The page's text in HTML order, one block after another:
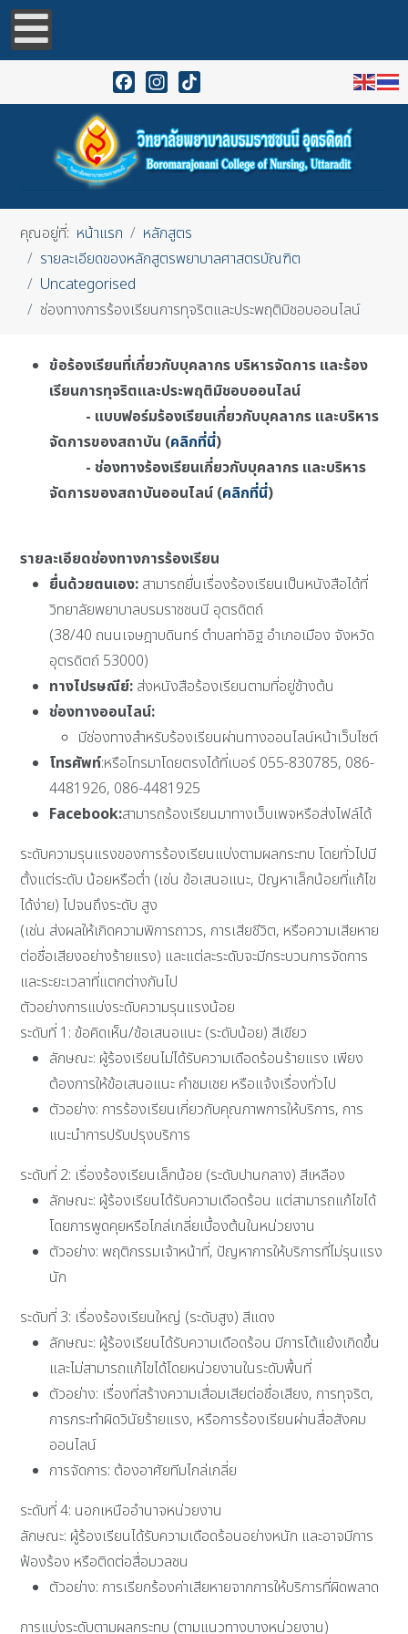
FacebookInstagram
TikTok
คุณอยู่ที่: หน้าแรก
หลักสูตร
รายละเอียดของหลักสูตรพยาบาลศาสตรบัณฑิต
Uncategorised
ช่องทางการร้องเรียนการทุจริตและประพฤติมิชอบออนไลน์
ข้อร้องเรียนที่เกี่ยวกับบุคลากร บริหารจัดการ และร้อง
เรียนการทุจริตและประพฤติมิชอบออนไลน์
- แบบฟอร์มร้องเรียนเกี่ยวกับบุคลากร และบริหาร
จัดการของสถาบัน (คลิกที่นี่)
- ช่องทางร้องเรียนเกี่ยวกับบุคลากร และบริหาร
จัดการของสถาบันออนไลน์ (คลิกที่นี่)
รายละเอียดช่องทางการร้องเรียน
ยื่นด้วยตนเอง: สามารถยื่นเรื่องร้องเรียนเป็นหนังสือได้ที่
วิทยาลัยพยาบาลบรมราชชนนี อุตรดิตถ์
(38/40 ถนนเจษฎาบดินทร์ ตำบลท่าอิฐ อำเภอเมือง จังหวัด
อุตรดิตถ์ 53000)
ทางไปรษณีย์: ส่งหนังสือร้องเรียนตามที่อยู่ข้างต้น
ช่องทางออนไลน์:
มีช่องทางสำหรับร้องเรียนผ่านทางออนไลน์หน้าเว็บไซต์
โทรศัพท์:หรือโทรมาโดยตรงได้ที่เบอร์ 055-830785, 086-
4481926, 086-4481925
Facebook:สามารถร้องเรียนมาทางเว็บเพจหรือส่งไฟล์ได้
ระดับความรุนแรงของการร้องเรียนแบ่งตามผลกระทบ โดยทั่วไปมี
ตั้งแต่ระดับ น้อยหรือต่ำ (เช่น ข้อเสนอแนะ, ปัญหาเล็กน้อยที่แก้ไข
ได้ง่าย) ไปจนถึงระดับ สูง
(เช่น ส่งผลให้เกิดความพิการถาวร, การเสียชีวิต, หรือความเสียหาย
ต่อชื่อเสียงอย่างร้ายแรง) และแต่ละระดับจะมีกระบวนการจัดการ
และระยะเวลาที่แตกต่างกันไป
ตัวอย่างการแบ่งระดับความรุนแรงน้อย
ระดับที่ 1: ข้อคิดเห็น/ข้อเสนอแนะ (ระดับน้อย) สีเขียว
ลักษณะ: ผู้ร้องเรียนไม่ได้รับความเดือดร้อนร้ายแรง เพียง
ต้องการให้ข้อเสนอแนะ คำชมเชย หรือแจ้งเรื่องทั่วไป
ตัวอย่าง: การร้องเรียนเกี่ยวกับคุณภาพการให้บริการ, การ
แนะนำการปรับปรุงบริการ
ระดับที่ 2: เรื่องร้องเรียนเล็กน้อย (ระดับปานกลาง) สีเหลือง
ลักษณะ: ผู้ร้องเรียนได้รับความเดือดร้อน แต่สามารถแก้ไขได้
โดยการพูดคุยหรือไกล่เกลี่ยเบื้องต้นในหน่วยงาน
ตัวอย่าง: พฤติกรรมเจ้าหน้าที่, ปัญหาการให้บริการที่ไม่รุนแรง
นัก
ระดับที่ 3: เรื่องร้องเรียนใหญ่ (ระดับสูง) สีแดง
ลักษณะ: ผู้ร้องเรียนได้รับความเดือดร้อน มีการโต้แย้งเกิดขึ้น
และไม่สามารถแก้ไขได้โดยหน่วยงานในระดับพื้นที่
ตัวอย่าง: เรื่องที่สร้างความเสื่อมเสียต่อชื่อเสียง, การทุจริต,
การกระทำผิดวินัยร้ายแรง, หรือการร้องเรียนผ่านสื่อสังคม
ออนไลน์
การจัดการ: ต้องอาศัยทีมไกล่เกลี่ย
ระดับที่ 4: นอกเหนืออำนาจหน่วยงาน
ลักษณะ: ผู้ร้องเรียนได้รับความเดือดร้อนอย่างหนัก และอาจมีการ
ฟ้องร้อง หรือติดต่อสื่อมวลชน
ตัวอย่าง: การเรียกร้องค่าเสียหายจากการให้บริการที่ผิดพลาด
การแบ่งระดับตามผลกระทบ (ตามแนวทางบางหน่วยงาน)